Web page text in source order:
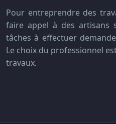
Pour entreprendre des
faire appel à des artisans
tâches à effectuer
Le choix du professionnel
travaux.